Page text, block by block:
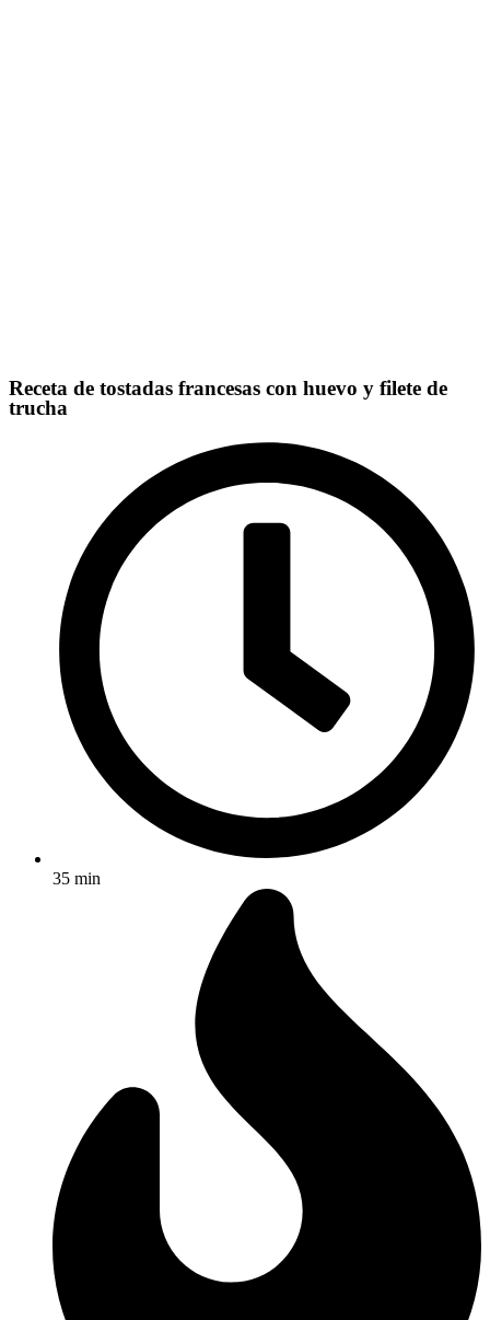
Receta de tostadas francesas con huevo y filete de
trucha
35 min